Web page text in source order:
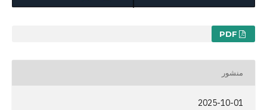
PDF
منشور
2025-10-01